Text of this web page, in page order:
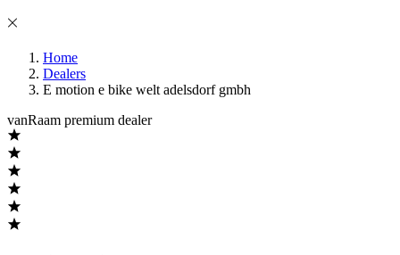
Home
Dealers
E motion e bike welt adelsdorf gmbh
vanRaam premium dealer